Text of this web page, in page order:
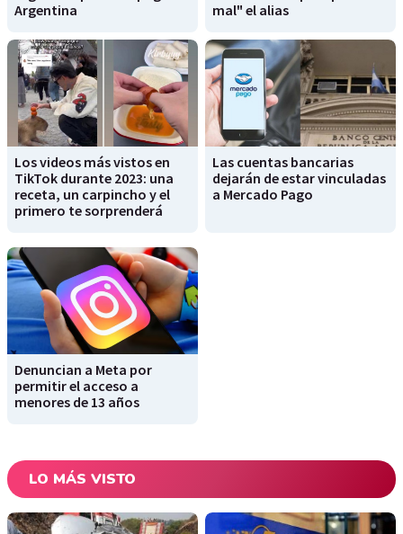
Argentina
mal" el alias
Los videos más vistos en
TikTok durante 2023: una
receta, un carpincho y el
primero te sorprenderá
Las cuentas bancarias
dejarán de estar vinculadas
a Mercado Pago
Denuncian a Meta por
permitir el acceso a
menores de 13 años
LO MÁS VISTO